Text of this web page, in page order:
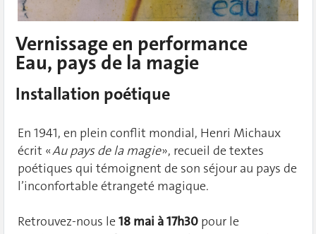
Vernissage en performance
Eau, pays de la magie
Installation poétique
En 1941, en plein conflit mondial, Henri Michaux
écrit «Au pays de la magie», recueil de textes
poétiques qui témoignent de son séjour au pays de
l’inconfortable étrangeté magique.
Retrouvez-nous le18 mai à 17h30 pour le